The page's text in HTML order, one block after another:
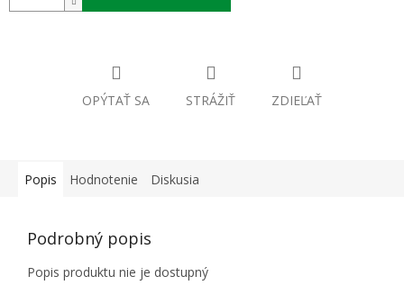
OPÝTAŤ SA STRÁŽIŤ ZDIEĽAŤ
Popis Hodnotenie Diskusia
Podrobný popis
Popis produktu nie je dostupný